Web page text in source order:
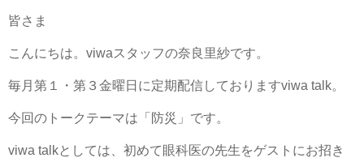
皆さま
こんにちは。viwaスタッフの奈良里紗です。
毎月第１・第３金曜日に定期配信しておりますviwa talk。
今回のトークテーマは「防災」です。
viwa talkとしては、初めて眼科医の先生をゲストにお招き